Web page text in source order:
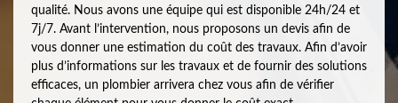
qualité. Nous avons une équipe qui est disponible 24h/24 et
7j/7. Avant l’intervention, nous proposons un devis afin de
vous donner une estimation du coût des travaux. Afin d’avoir
plus d’informations sur les travaux et de fournir des solutions
efficaces, un plombier arrivera chez vous afin de vérifier